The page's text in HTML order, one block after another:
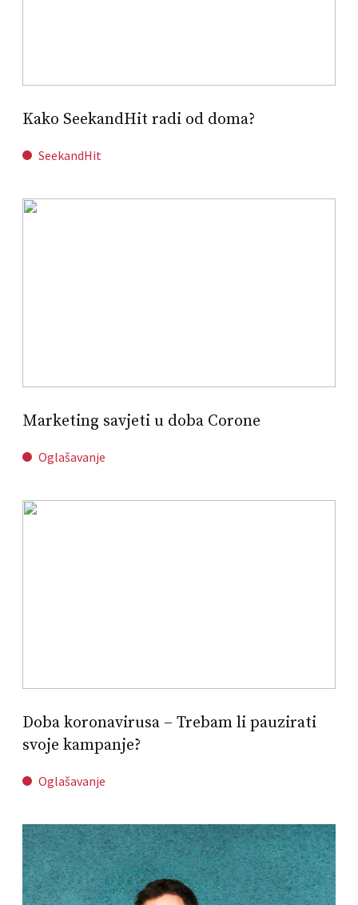
Kako SeekandHit radi od doma?
SeekandHit
Marketing savjeti u doba Corone
Oglašavanje
Doba koronavirusa – Trebam li pauzirati
svoje kampanje?
Oglašavanje